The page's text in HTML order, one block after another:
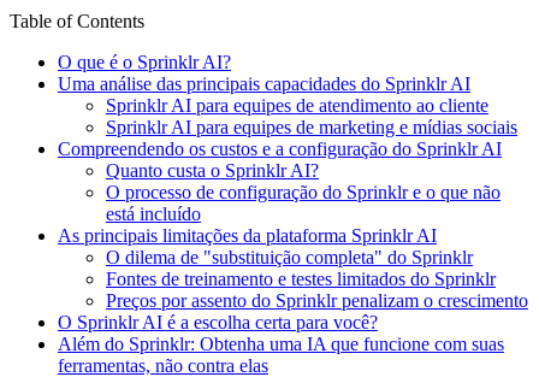
Table of Contents
O que é o Sprinklr AI?
Uma análise das principais capacidades do Sprinklr AI
Sprinklr AI para equipes de atendimento ao cliente
Sprinklr AI para equipes de marketing e mídias sociais
Compreendendo os custos e a configuração do Sprinklr AI
Quanto custa o Sprinklr AI?
O processo de configuração do Sprinklr e o que não
está incluído
As principais limitações da plataforma Sprinklr AI
O dilema de "substituição completa" do Sprinklr
Fontes de treinamento e testes limitados do Sprinklr
Preços por assento do Sprinklr penalizam o crescimento
O Sprinklr AI é a escolha certa para você?
Além do Sprinklr: Obtenha uma IA que funcione com suas
ferramentas, não contra elas